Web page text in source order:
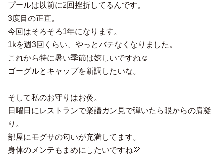
プールは以前に2回挫折してるんです。
3度目の正直。
今回はそろそろ1年になります。
1kを週3回くらい、やっとバテなくなりました。
これから特に暑い季節は嬉しいですね☺️
ゴーグルとキャップを新調したいな。
そして私のお守りはお灸。
日曜日にレストランで楽譜ガン見で弾いたら眼からの肩凝
り。
部屋にモグサの匂いが充満してます。
身体のメンテもまめにしたいですね🫘